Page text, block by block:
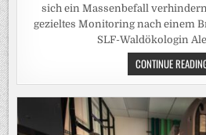
sich ein Massenbefall
gezieltes Monitoring nach einem
SLF-Waldökologin
CONTINUE